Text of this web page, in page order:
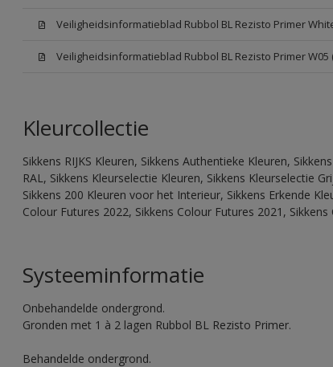
Veiligheidsinformatieblad Rubbol BL Rezisto Primer
Veiligheidsinformatieblad Rubbol BL Rezisto Primer W05
Kleurcollectie
Sikkens RIJKS Kleuren, Sikkens Authentieke Kleuren,
RAL, Sikkens Kleurselectie Kleuren, Sikkens Kleurselectie
Sikkens 200 Kleuren voor het Interieur, Sikkens Erkende
Colour Futures 2022, Sikkens Colour Futures 2021,
Systeeminformatie
Onbehandelde ondergrond.
Gronden met 1 à 2 lagen Rubbol BL Rezisto Primer.
Behandelde ondergrond.